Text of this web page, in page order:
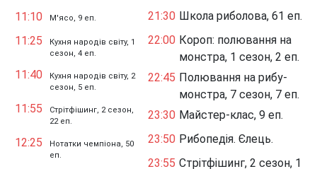
11:10 М'ясо, 9 еп.
11:25
Кухня народів світу, 1
сезон, 4 еп.
11:40
Кухня народів світу, 2
сезон, 5 еп.
11:55
Стрітфішинг, 2 сезон,
22 еп.
12:25
Нотатки чемпіона, 50
еп.
21:30 Школа риболова, 61 еп.
22:00 Короп: полювання на
монстра, 1 сезон, 2 еп.
22:45 Полювання на рибу-
монстра, 7 сезон, 7 еп.
23:30 Майстер-клас, 9 еп.
23:50 Рибопедія. Єлець.
23:55 Стрітфішинг, 2 сезон, 1